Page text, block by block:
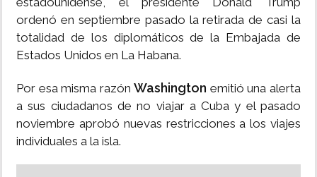
ordenó en septiembre pasado la retirada de casi la
totalidad de los diplomáticos de la Embajada de
Estados Unidos en La Habana.
Por esa misma razónWashington emitió una alerta
a sus ciudadanos de no viajar a Cuba y el pasado
noviembre aprobó nuevas restricciones a los viajes
individuales a la isla.